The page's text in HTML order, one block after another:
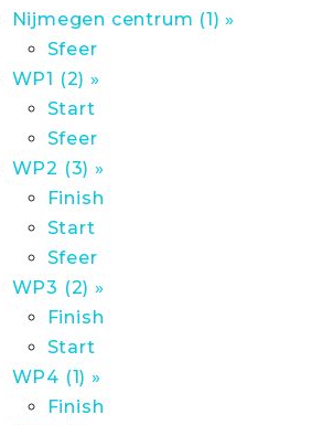
Nijmegen centrum (1) »
Sfeer
WP1 (2) »
Start
Sfeer
WP2 (3) »
Finish
Start
Sfeer
WP3 (2) »
Finish
Start
WP4 (1) »
Finish